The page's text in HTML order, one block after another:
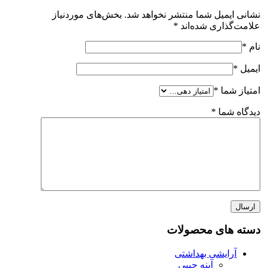
شما منتشر نخواهد شد. بخش‌های موردنیاز
شده‌اند*
*
محصولات
بهداشتی